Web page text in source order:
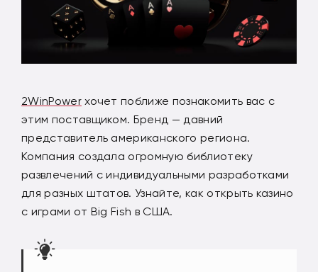
2WinPowerхочет поближе познакомить вас с
этим поставщиком. Бренд — давний
представитель американского региона.
Компания создала огромную библиотеку
развлечений с индивидуальными разработками
для разных штатов. Узнайте, как открыть казино
с играми от Big Fish в США.